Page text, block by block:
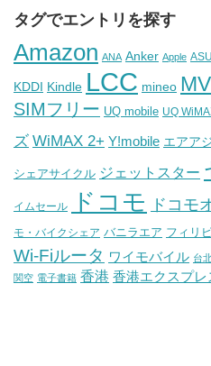
タグでエントリを探す
Amazon ANA Anker Apple
KDDI Kindle LCC mineo
SIMフリー UQ mobile UQ
ズ WiMAX 2+ Y!mobile エアア
シェアサイクル ジェットスター
イムセール ドコモ ドコモ
モ・バイクシェア バニラエア フィリ
Wi-Fiルータ ワイモバイル 台
関空 電子書籍 香港 香港エクスプレ